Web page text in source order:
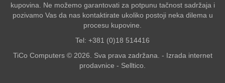
kupovina. Ne možemo garantovati za potpunu tačnost sadržaja i
pozivamo Vas da nas kontaktirate ukoliko postoji neka dilema u
procesu kupovine.
Tel: +381 (0)18 514416
TiCo Computers © 2026. Sva prava zadržana. - Izrada internet
prodavnice - Selltico.